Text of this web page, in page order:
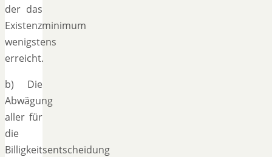
der das
Existenzminimum
wenigstens
erreicht.
b) Die
Abwägung
aller für
die
Billigkeitsentscheidung